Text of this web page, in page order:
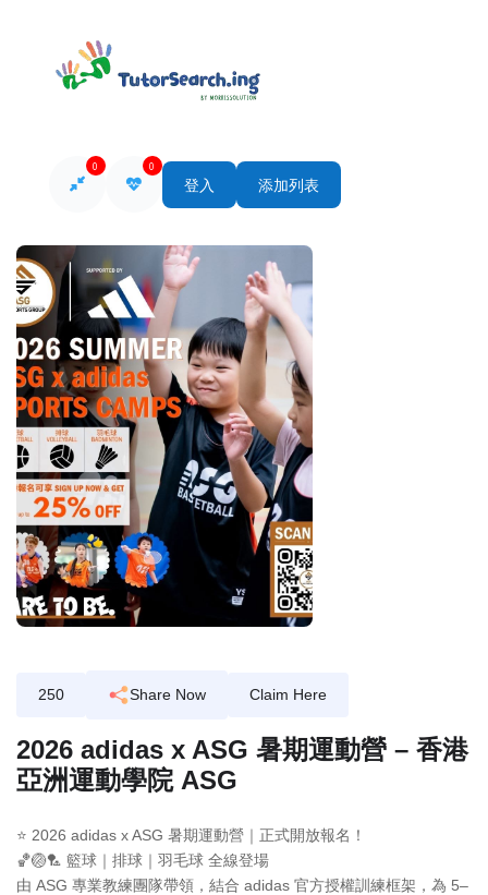
0 0
登入 添加列表
250 Share Now Claim Here
2026 adidas x ASG 暑期運動營 – 香港
亞洲運動學院 ASG
⭐ 2026 adidas x ASG 暑期運動營｜正式開放報名！
🏀🏐🏸 籃球｜排球｜羽毛球 全線登場
由 ASG 專業教練團隊帶領，結合 adidas 官方授權訓練框架，為 5–